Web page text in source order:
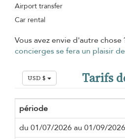
Airport transfer
Car rental
Vous avez envie d'autre chose
concierges se fera un plaisir
USD $ Tarifs
période
du 01/07/2026 au 01/09/2026